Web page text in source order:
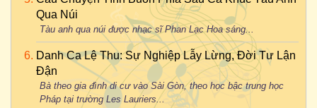
Qua Núi
Tàu anh qua núi được nhạc sĩ Phan Lạc Hoa sáng...
Danh Ca Lệ Thu: Sự Nghiệp Lẫy Lừng, Đời Tư Lận
Đận
Bà theo gia đình di cư vào Sài Gòn, theo học bậc trung học
Pháp tại trường Les Lauriers...